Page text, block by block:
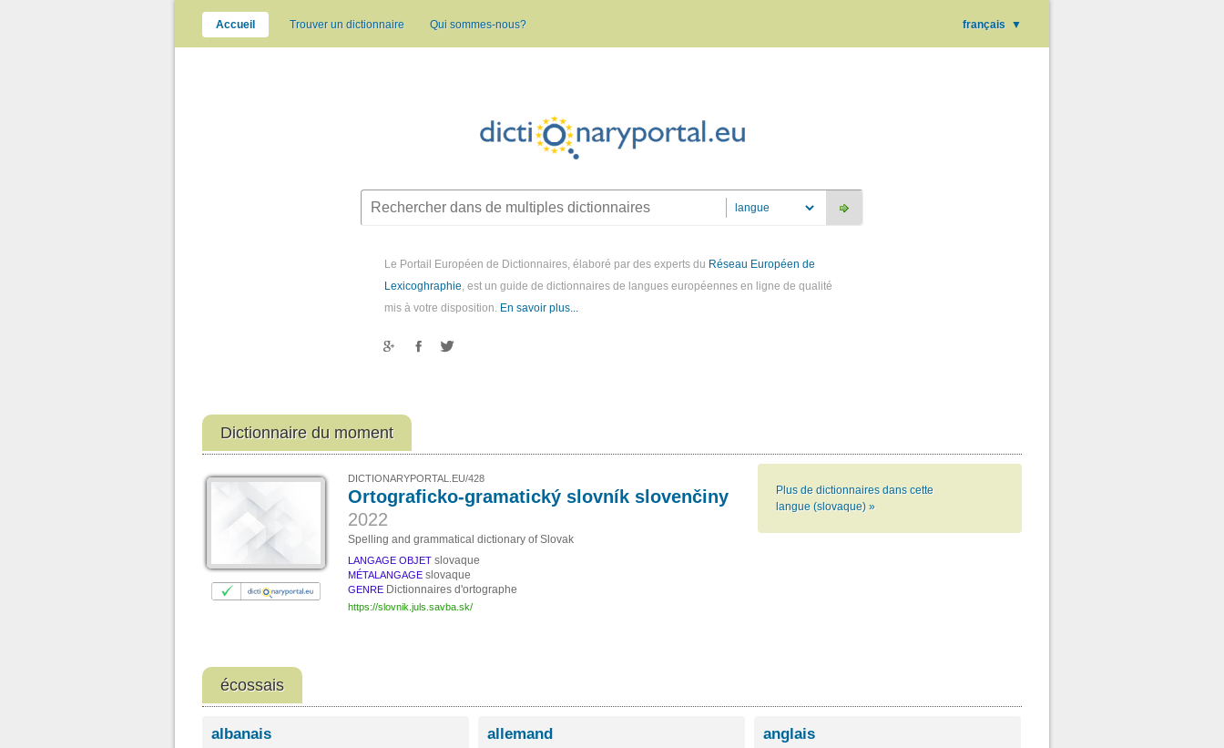
Accueil Trouver un dictionnaire Qui sommes-nous? français ▼
Le Portail Européen de Dictionnaires, élaboré par des experts du Réseau Européen de
Lexicoghraphie, est un guide de dictionnaires de langues européennes en ligne de qualité
mis à votre disposition. En savoir plus...
Dictionnaire du moment
Plus de dictionnaires dans cette
langue (slovaque) »
DICTIONARYPORTAL.EU/428
Ortograficko-gramatický slovník slovenčiny
2022
Spelling and grammatical dictionary of Slovak
LANGAGE OBJET slovaque
MÉTALANGAGE slovaque
GENRE Dictionnaires d'ortographe
https://slovnik.juls.savba.sk/
écossais
albanais allemand anglais